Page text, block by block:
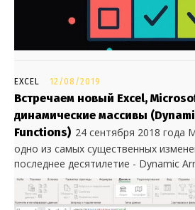
EXCEL 12/08/2019
Встречаем новый Excel,
динамические массивы
Functions) 24 сентября 2018 года
одно из самых существенных
последнее десятилетие - Dynamic